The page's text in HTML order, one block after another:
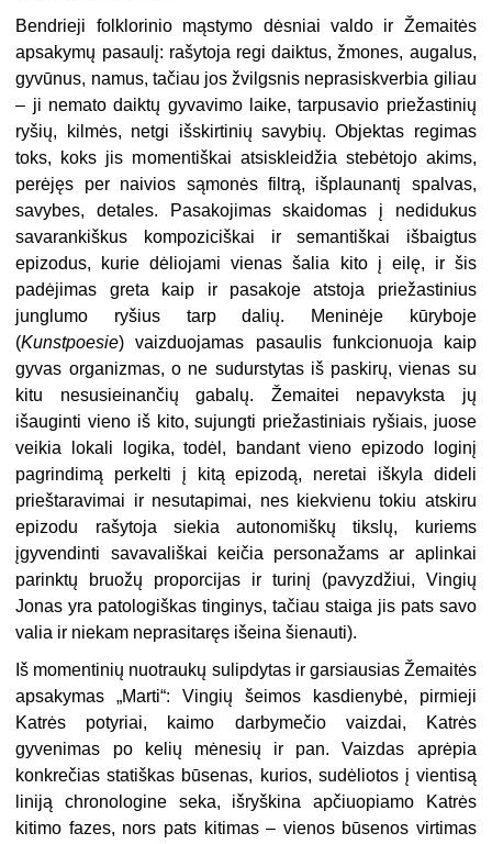
Bendrieji folklorinio mąstymo dėsniai valdo ir Žemaitės
apsakymų pasaulį: rašytoja regi daiktus, žmones, augalus,
gyvūnus, namus, tačiau jos žvilgsnis neprasiskverbia giliau
– ji nemato daiktų gyvavimo laike, tarpusavio priežastinių
ryšių, kilmės, netgi išskirtinių savybių. Objektas regimas
toks, koks jis momentiškai atsiskleidžia stebėtojo akims,
perėjęs per naivios sąmonės filtrą, išplaunantį spalvas,
savybes, detales. Pasakojimas skaidomas į nedidukus
savarankiškus kompoziciškai ir semantiškai išbaigtus
epizodus, kurie dėliojami vienas šalia kito į eilę, ir šis
padėjimas greta kaip ir pasakoje atstoja priežastinius
junglumo ryšius tarp dalių. Meninėje kūryboje
(Kunstpoesie) vaizduojamas pasaulis funkcionuoja kaip
gyvas organizmas, o ne sudurstytas iš paskirų, vienas su
kitu nesusieinančių gabalų. Žemaitei nepavyksta jų
išauginti vieno iš kito, sujungti priežastiniais ryšiais, juose
veikia lokali logika, todėl, bandant vieno epizodo loginį
pagrindimą perkelti į kitą epizodą, neretai iškyla dideli
prieštaravimai ir nesutapimai, nes kiekvienu tokiu atskiru
epizodu rašytoja siekia autonomiškų tikslų, kuriems
įgyvendinti savavališkai keičia personažams ar aplinkai
parinktų bruožų proporcijas ir turinį (pavyzdžiui, Vingių
Jonas yra patologiškas tinginys, tačiau staiga jis pats savo
valia ir niekam neprasitaręs išeina šienauti).
Iš momentinių nuotraukų sulipdytas ir garsiausias Žemaitės
apsakymas „Marti“: Vingių šeimos kasdienybė, pirmieji
Katrės potyriai, kaimo darbymečio vaizdai, Katrės
gyvenimas po kelių mėnesių ir pan. Vaizdas aprėpia
konkrečias statiškas būsenas, kurios, sudėliotos į vientisą
liniją chronologine seka, išryškina apčiuopiamo Katrės
kitimo fazes, nors pats kitimas – vienos būsenos virtimas